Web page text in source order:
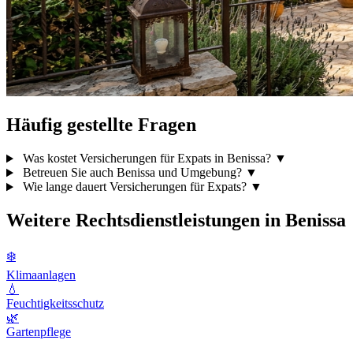
Häufig gestellte Fragen
Was kostet Versicherungen für Expats in Benissa? ▼
Betreuen Sie auch Benissa und Umgebung? ▼
Wie lange dauert Versicherungen für Expats? ▼
Weitere Rechtsdienstleistungen in Benissa
❄️
Klimaanlagen
💧
Feuchtigkeitsschutz
🌿
Gartenpflege